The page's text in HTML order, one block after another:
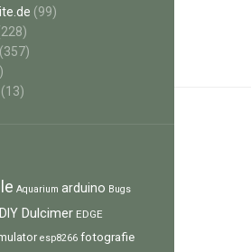
(99)
(357)
(13)
Aquarium arduino Bugs
DIY Dulcimer EDGE
esp8266 fotografie